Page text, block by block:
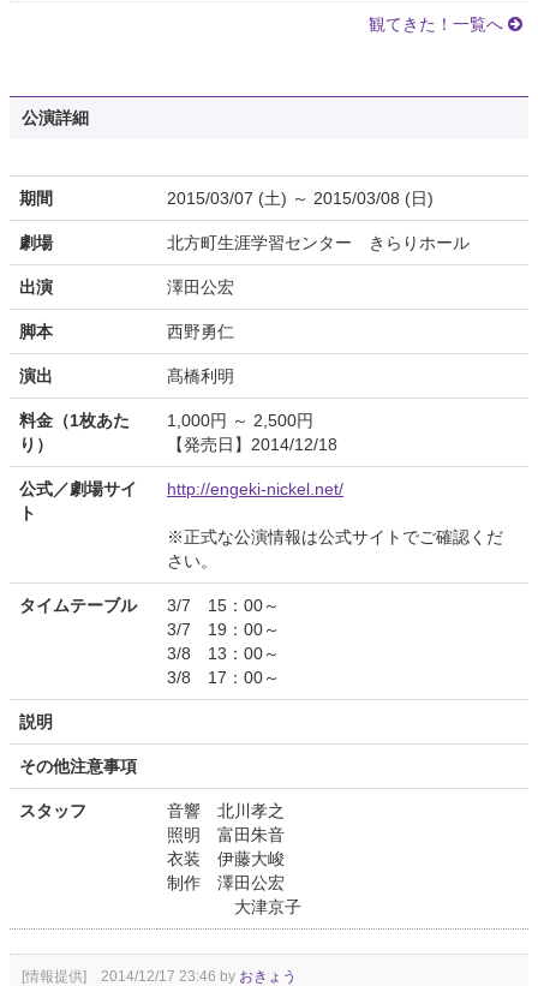
観てきた！一覧へ
公演詳細
期間 2015/03/07 (土) ～ 2015/03/08 (日)
劇場 北方町生涯学習センター きらりホール
出演 澤田公宏
脚本 西野勇仁
演出 髙橋利明
料金（1枚あた
り）
1,000円 ～ 2,500円
【発売日】2014/12/18
公式／劇場サイ
ト
http://engeki-nickel.net/
※正式な公演情報は公式サイトでご確認くだ
さい。
タイムテーブル
3/7 15：00～
3/7 19：00～
3/8 13：00～
3/8 17：00～
説明
その他注意事項
スタッフ
音響 北川孝之
照明 富田朱音
衣装 伊藤大峻
制作 澤田公宏
大津京子
[情報提供] 2014/12/17 23:46 by おきょう